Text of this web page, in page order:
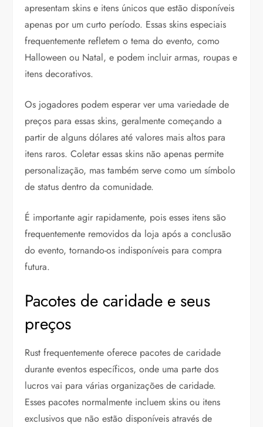
apresentam skins e itens únicos que estão disponíveis
apenas por um curto período. Essas skins especiais
frequentemente refletem o tema do evento, como
Halloween ou Natal, e podem incluir armas, roupas e
itens decorativos.
Os jogadores podem esperar ver uma variedade de
preços para essas skins, geralmente começando a
partir de alguns dólares até valores mais altos para
itens raros. Coletar essas skins não apenas permite
personalização, mas também serve como um símbolo
de status dentro da comunidade.
É importante agir rapidamente, pois esses itens são
frequentemente removidos da loja após a conclusão
do evento, tornando-os indisponíveis para compra
futura.
Pacotes de caridade e seus
preços
Rust frequentemente oferece pacotes de caridade
durante eventos específicos, onde uma parte dos
lucros vai para várias organizações de caridade.
Esses pacotes normalmente incluem skins ou itens
exclusivos que não estão disponíveis através de